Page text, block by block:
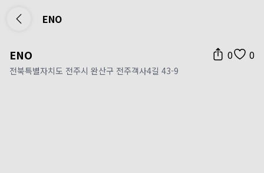
ENO
ENO 0 0
전북특별자치도 전주시 완산구 전주객사4길 43-9